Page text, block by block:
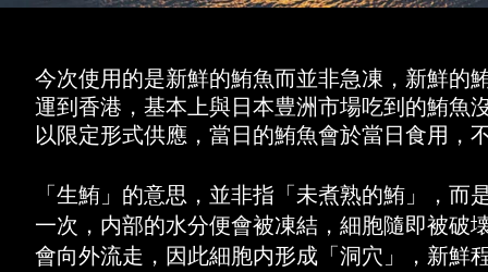
今次使用的是新鮮的鮪魚而並非急凍，新鮮的
運到香港，基本上與日本豊洲市場吃到的鮪魚
以限定形式供應，當日的鮪魚會於當日食用，
「生鮪」的意思，並非指「未煮熟的鮪」，
一次，内部的水分便會被凍結，細胞隨即被破
會向外流走，因此細胞内形成「洞穴」，新鮮